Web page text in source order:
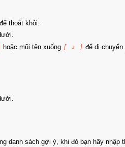
để thoát khỏi.
hoặc mũi tên xuống [ ↓ ] để di
danh sách gợi ý, khi đó bạn hãy